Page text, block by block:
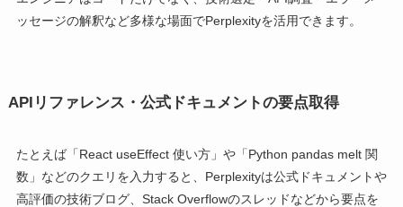
ッセージの解釈など多様な場面でPerplexityを活用できます。
APIリファレンス・公式ドキュメントの要点取得
たとえば「React useEffect 使い方」や「Python pandas melt 関
数」などのクエリを入力すると、Perplexityは公式ドキュメントや
高評価の技術ブログ、Stack Overflowのスレッドなどから要点を